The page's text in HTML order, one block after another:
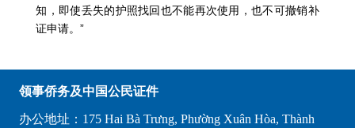
知，即使丢失的护照找回也不能再次使用，也不可撤销补
证申请。”
领事侨务及中国公民证件
办公地址：175 Hai Bà Trưng, Phường Xuân Hòa, Thành